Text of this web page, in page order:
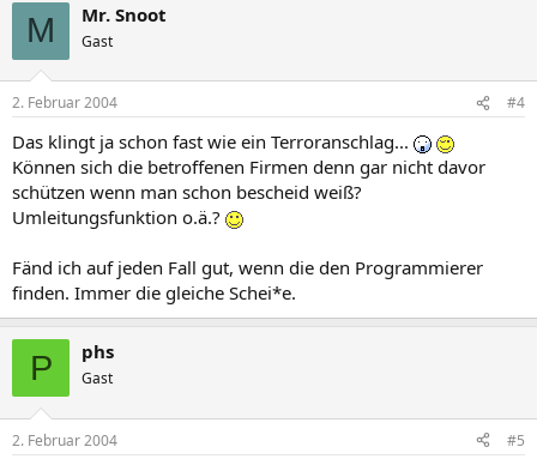
M Mr. Snoot
Gast
2. Februar 2004 #4
Das klingt ja schon fast wie ein Terroranschlag...
Können sich die betroffenen Firmen denn gar nicht davor
schützen wenn man schon bescheid weiß?
Umleitungsfunktion o.ä.?
Fänd ich auf jeden Fall gut, wenn die den Programmierer
finden. Immer die gleiche Schei*e.
P phs
Gast
2. Februar 2004 #5